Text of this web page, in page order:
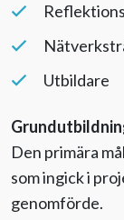
Utbildare
Den primära
som ingick i
genomförde.